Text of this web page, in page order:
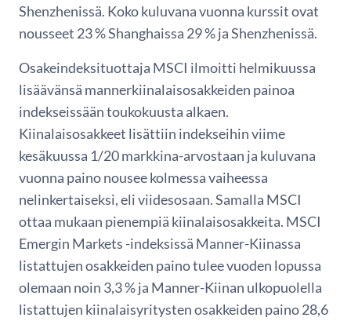
Shenzhenissä. Koko kuluvana vuonna kurssit ovat
nousseet 23 % Shanghaissa 29 % ja Shenzhenissä.
Osakeindeksituottaja MSCI ilmoitti helmikuussa
lisäävänsä mannerkiinalaisosakkeiden painoa
indekseissään toukokuusta alkaen.
Kiinalaisosakkeet lisättiin indekseihin viime
kesäkuussa 1/20 markkina-arvostaan ja kuluvana
vuonna paino nousee kolmessa vaiheessa
nelinkertaiseksi, eli viidesosaan. Samalla MSCI
ottaa mukaan pienempiä kiinalaisosakkeita. MSCI
Emergin Markets -indeksissä Manner-Kiinassa
listattujen osakkeiden paino tulee vuoden lopussa
olemaan noin 3,3 % ja Manner-Kiinan ulkopuolella
listattujen kiinalaisyritysten osakkeiden paino 28,6